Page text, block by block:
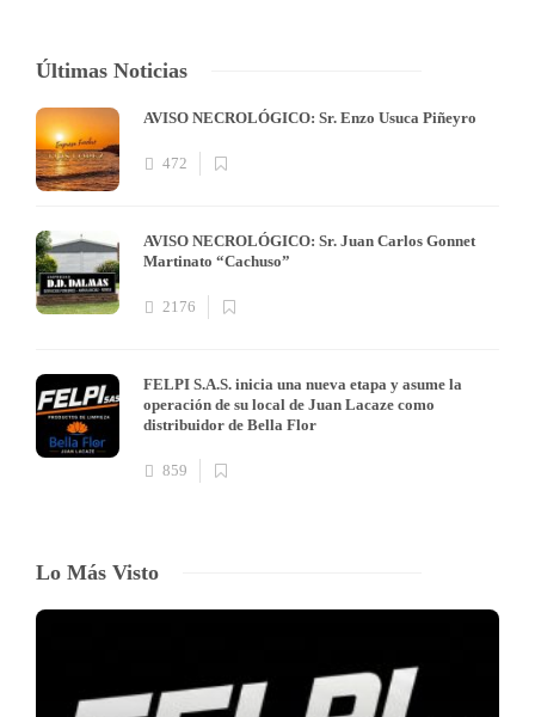
Últimas Noticias
AVISO NECROLÓGICO: Sr. Enzo Usuca Piñeyro
472
AVISO NECROLÓGICO: Sr. Juan Carlos Gonnet
Martinato “Cachuso”
2176
FELPI S.A.S. inicia una nueva etapa y asume la
operación de su local de Juan Lacaze como
distribuidor de Bella Flor
859
Lo Más Visto